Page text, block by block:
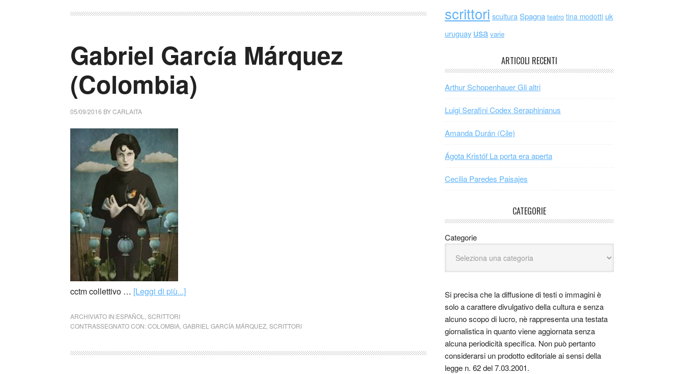
Gabriel García Márquez
(Colombia)
05/09/2016 BYCARLAITA
cctm collettivo … [Leggi di più...]
ARCHIVIATO IN:ESPAÑOL
SCRITTORI
CONTRASSEGNATO CON:COLOMBIA GABRIEL GARCÍA MÁRQUEZ SCRITTORI
scrittori scultura Spagna teatro tina modotti uk
uruguay usa varie
ARTICOLI RECENTI
Arthur Schopenhauer Gli altri
Luigi Serafini Codex Seraphinianus
Amanda Durán (Cile)
Ágota Kristóf La porta era aperta
Cecilia Paredes Paisajes
CATEGORIE
Categorie
Si precisa che la diffusione di testi o immagini è
solo a carattere divulgativo della cultura e senza
alcuno scopo di lucro, nè rappresenta una testata
giornalistica in quanto viene aggiornata senza
alcuna periodicità specifica. Non può pertanto
considerarsi un prodotto editoriale ai sensi della
legge n. 62 del 7.03.2001.